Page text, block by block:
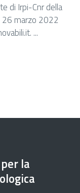
di Irpi-Cnr della
26 marzo 2022
...
la